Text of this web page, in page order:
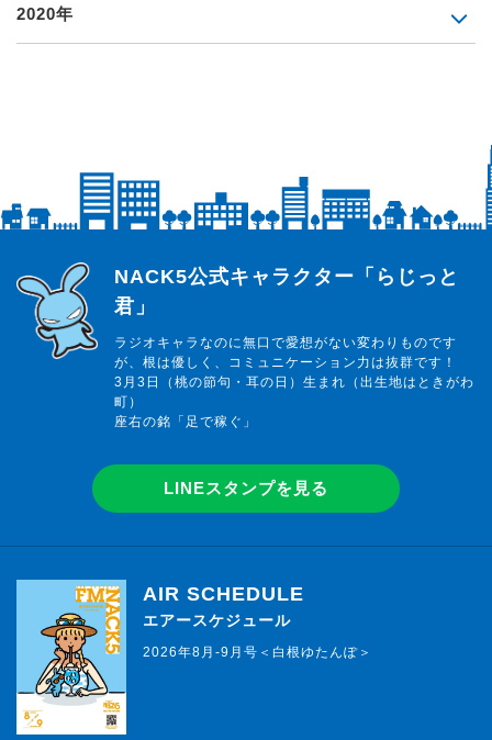
2020年
らじっと君
NACK5公式キャラクター「らじっと
君」
ラジオキャラなのに無口で愛想がない変わりものです
が、根は優しく、コミュニケーション力は抜群です！
3月3日（桃の節句・耳の日）生まれ（出生地はときがわ
町）
座右の銘「足で稼ぐ」
LINEスタンプを見る
AIR SCHEDULE
エアースケジュール
2026年8月-9月号＜白根ゆたんぽ＞